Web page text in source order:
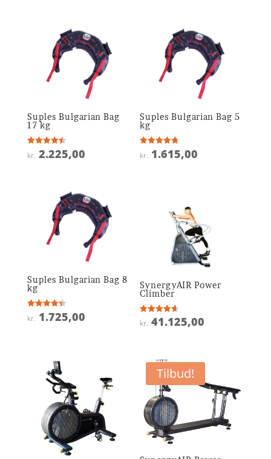
Suples Bulgarian Bag
17 kg
Vurderet
4.5
kr. 2.225,00
Suples Bulgarian Bag 5
kg
Vurderet
4.8
kr. 1.615,00
Suples Bulgarian Bag 8
kg
Vurderet
4.4
kr. 1.725,00
SynergyAIR Power
Climber
Vurderet
4.6
kr. 41.125,00
Tilbud!